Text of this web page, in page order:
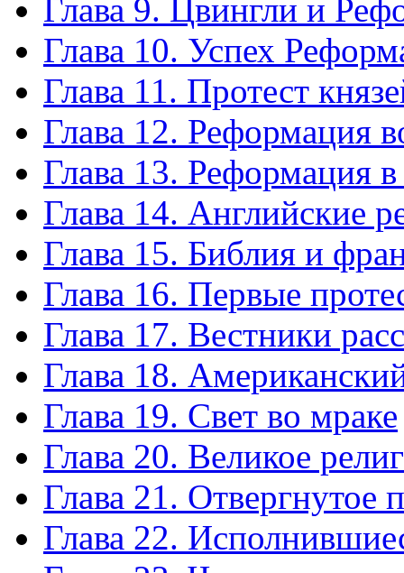
Глава 9. Цвингли и
Глава 10. Успех
Глава 11. Протест
Глава 12. Реформация
Глава 13. Реформация
Глава 14. Английские
Глава 15. Библия и
Глава 16. Первые
Глава 17. Вестники
Глава 18.
Глава 19. Свет во мраке
Глава 20. Великое
Глава 21. Отвергнутое
Глава 22.